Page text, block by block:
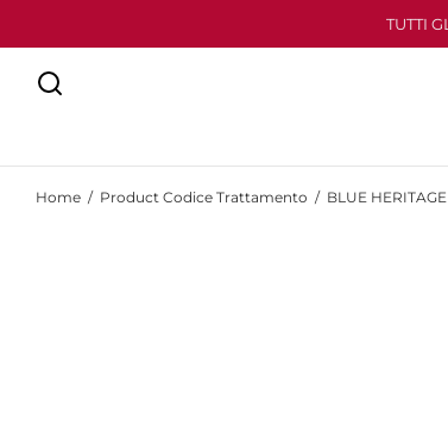
TUTTI
Home / Product Codice Trattamento / BLUE HERITAGE